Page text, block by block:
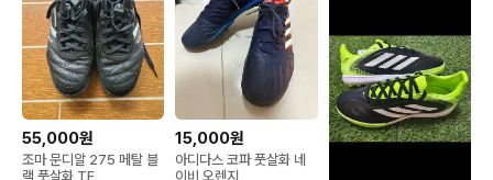
55,000원
조마 문디알 275 메탈 블
랙 풋살화 TF
15,000원
아디다스 코파 풋살화 네
이비 오렌지